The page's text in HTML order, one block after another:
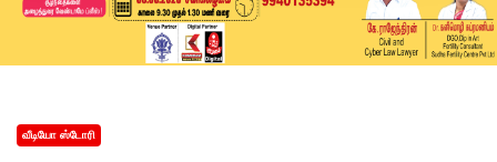
வீடியோ ஸ்டோரி